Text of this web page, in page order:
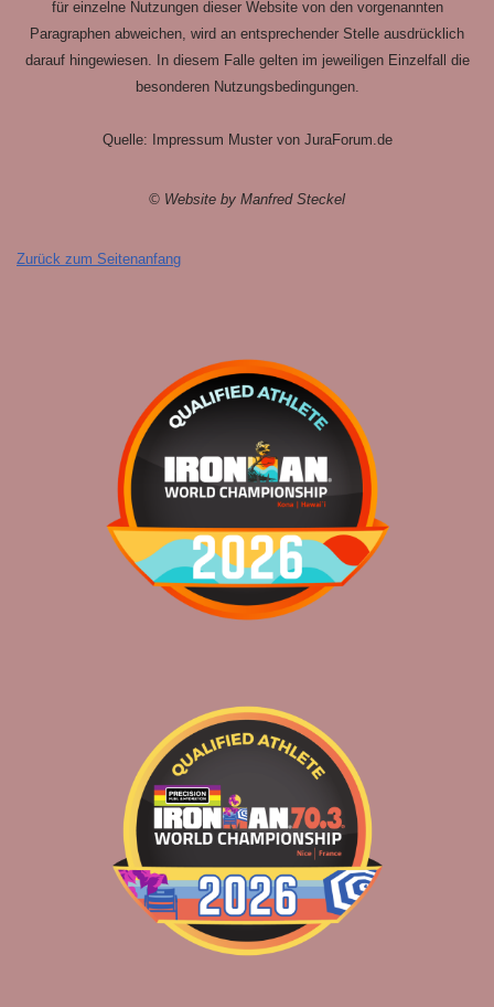
für einzelne Nutzungen dieser Website von den vorgenannten
Paragraphen abweichen, wird an entsprechender Stelle ausdrücklich
darauf hingewiesen. In diesem Falle gelten im jeweiligen Einzelfall die
besonderen Nutzungsbedingungen.
Quelle: Impressum Muster von JuraForum.de
© Website by Manfred Steckel
Zurück zum Seitenanfang